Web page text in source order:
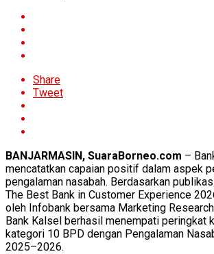
Share
Tweet
BANJARMASIN, SuaraBorneo.com –
mencatatkan capaian positif dalam aspek
pengalaman nasabah. Berdasarkan
The Best Bank in Customer Experience
oleh Infobank bersama Marketing
Bank Kalsel berhasil menempati peringkat
kategori 10 BPD dengan Pengalaman
2025–2026.